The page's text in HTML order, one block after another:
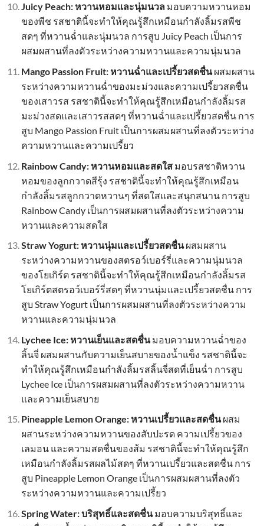
Juicy Peach: หวานหอมและนุ่มนวลมอบความหวานหอม
ของพีช รสชาตินี้จะทำให้คุณรู้สึกเหมือนกำลังลิ้มรสพีช
สดๆ ที่หวานฉ่ำและนุ่มนวล การสูบ Juicy Peach เป็นการ
ผสมผสานที่ลงตัวระหว่างความหวานและความนุ่มนวล
Mango Passion Fruit: หวานฉ่ำและเปรี้ยวสดชื่นผสมผสาน
ระหว่างความหวานฉ่ำของมะม่วงและความเปรี้ยวสดชื่น
ของเสาวรส รสชาตินี้จะทำให้คุณรู้สึกเหมือนกำลังลิ้มรส
มะม่วงสดและเสาวรสสดๆ ที่หวานฉ่ำและเปรี้ยวสดชื่น การ
สูบ Mango Passion Fruit เป็นการผสมผสานที่ลงตัวระหว่าง
ความหวานและความเปรี้ยว
Rainbow Candy: หวานหอมและสดใสมอบรสชาติหวาน
หอมของลูกกวาดสีรุ้ง รสชาตินี้จะทำให้คุณรู้สึกเหมือน
กำลังลิ้มรสลูกกวาดหวานๆ ที่สดใสและสนุกสนาน การสูบ
Rainbow Candy เป็นการผสมผสานที่ลงตัวระหว่างความ
หวานและความสดใส
Straw Yogurt: หวานนุ่มและเปรี้ยวสดชื่นผสมผสาน
ระหว่างความหวานของสตรอว์เบอร์รี่และความนุ่มนวล
ของโยเกิร์ต รสชาตินี้จะทำให้คุณรู้สึกเหมือนกำลังลิ้มรส
โยเกิร์ตสตรอว์เบอร์รี่สดๆ ที่หวานนุ่มและเปรี้ยวสดชื่น การ
สูบ Straw Yogurt เป็นการผสมผสานที่ลงตัวระหว่างความ
หวานและความนุ่มนวล
Lychee Ice: หวานเย็นและสดชื่นมอบความหวานฉ่ำของ
ลิ้นจี่ ผสมผสานกับความเย็นสบายของน้ำแข็ง รสชาตินี้จะ
ทำให้คุณรู้สึกเหมือนกำลังลิ้มรสลิ้นจี่สดที่เย็นฉ่ำ การสูบ
Lychee Ice เป็นการผสมผสานที่ลงตัวระหว่างความหวาน
และความเย็นสบาย
Pineapple Lemon Orange: หวานเปรี้ยวและสดชื่นผสม
ผสานระหว่างความหวานของสับปะรด ความเปรี้ยวของ
เลมอน และความสดชื่นของส้ม รสชาตินี้จะทำให้คุณรู้สึก
เหมือนกำลังลิ้มรสผลไม้สดๆ ที่หวานเปรี้ยวและสดชื่น การ
สูบ Pineapple Lemon Orange เป็นการผสมผสานที่ลงตัว
ระหว่างความหวานและความเปรี้ยว
Spring Water: บริสุทธิ์และสดชื่นมอบความบริสุทธิ์และ